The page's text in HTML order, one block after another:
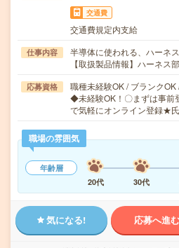
交通費
交通費規定内支給
仕事内容
半導体に使われる、ハーネ
【取扱製品情報】ハーネ
応募資格
職種未経験OK / ブランクOK
◆未経験OK！〇まずは事前
で気軽にオンライン登録★
職場の雰囲気
年齢層
20代
30代
気になる! 応募へ進む